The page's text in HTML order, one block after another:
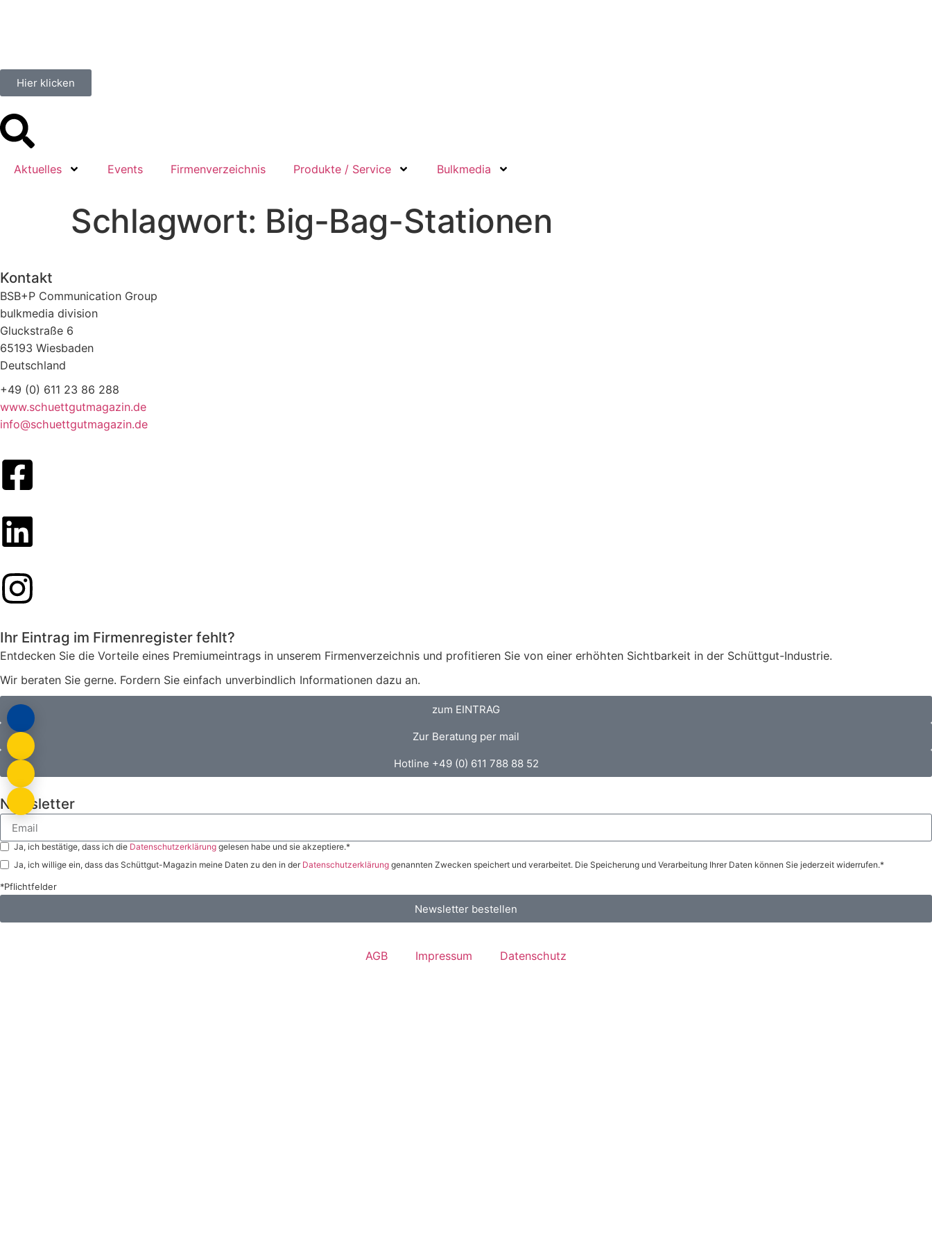
Hier klicken
Aktuelles Events Firmenverzeichnis Produkte / Service Bulkmedia
Schlagwort: Big-Bag-Stationen
Kontakt
BSB+P Communication Group
bulkmedia division
Gluckstraße 6
65193 Wiesbaden
Deutschland
+49 (0) 611 23 86 288
www.schuettgutmagazin.de
info@schuettgutmagazin.de
Ihr Eintrag im Firmenregister fehlt?
Entdecken Sie die Vorteile eines Premiumeintrags in unserem Firmenverzeichnis und profitieren Sie von einer erhöhten Sichtbarkeit in der Schüttgut-Industrie.
Wir beraten Sie gerne. Fordern Sie einfach unverbindlich Informationen dazu an.
zum EINTRAG
Zur Beratung per mail
Hotline +49 (0) 611 788 88 52
Newsletter
Ja, ich bestätige, dass ich die Datenschutzerklärung gelesen habe und sie akzeptiere.*
Ja, ich willige ein, dass das Schüttgut-Magazin meine Daten zu den in der Datenschutzerklärung genannten Zwecken speichert und verarbeitet. Die Speicherung und Verarbeitung Ihrer Daten können Sie jederzeit widerrufen.*
*Pflichtfelder
Newsletter bestellen
AGB Impressum Datenschutz